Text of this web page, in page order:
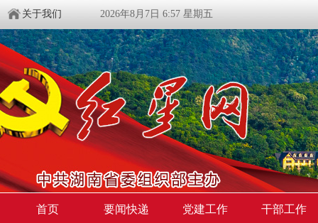
关于我们 2026年8月7日 6:57 星期五
首页 要闻快递 党建工作 干部工作